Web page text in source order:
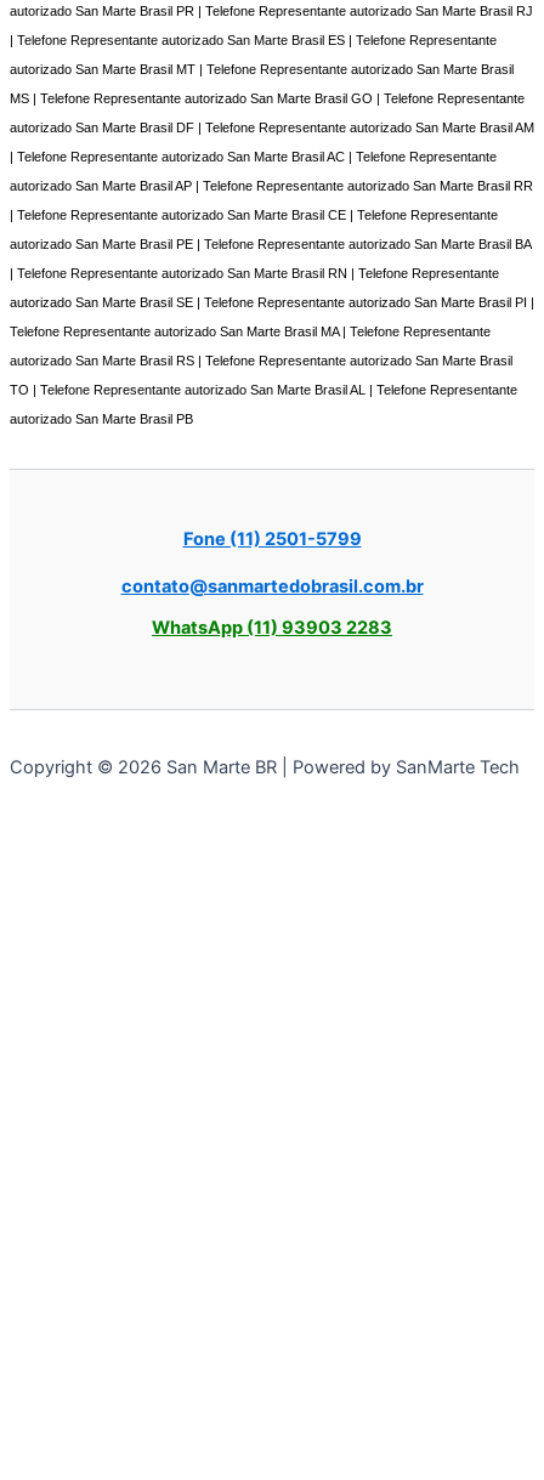
autorizado San Marte Brasil PR | Telefone Representante autorizado San Marte Brasil RJ
| Telefone Representante autorizado San Marte Brasil ES | Telefone Representante
autorizado San Marte Brasil MT | Telefone Representante autorizado San Marte Brasil
MS | Telefone Representante autorizado San Marte Brasil GO | Telefone Representante
autorizado San Marte Brasil DF | Telefone Representante autorizado San Marte Brasil AM
| Telefone Representante autorizado San Marte Brasil AC | Telefone Representante
autorizado San Marte Brasil AP | Telefone Representante autorizado San Marte Brasil RR
| Telefone Representante autorizado San Marte Brasil CE | Telefone Representante
autorizado San Marte Brasil PE | Telefone Representante autorizado San Marte Brasil BA
| Telefone Representante autorizado San Marte Brasil RN | Telefone Representante
autorizado San Marte Brasil SE | Telefone Representante autorizado San Marte Brasil PI |
Telefone Representante autorizado San Marte Brasil MA | Telefone Representante
autorizado San Marte Brasil RS | Telefone Representante autorizado San Marte Brasil
TO | Telefone Representante autorizado San Marte Brasil AL | Telefone Representante
autorizado San Marte Brasil PB
Fone (11) 2501-5799
contato@sanmartedobrasil.com.br
WhatsApp (11) 93903 2283
Copyright © 2026 San Marte BR | Powered by SanMarte Tech